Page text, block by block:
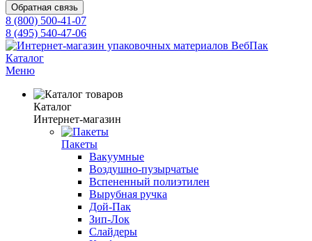
Обратная связь
8 (800) 500-41-07
8 (495) 540-47-06
Каталог
Меню
Каталог
Интернет-магазин
Пакеты
Вакуумные
Воздушно-пузырчатые
Вспененный полиэтилен
Вырубная ручка
Дой-Пак
Зип-Лок
Слайдеры